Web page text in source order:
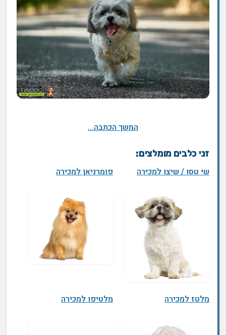
המשך הכתבה...
זני כלבים מומלצים:
שי טסו / שיצו למכירה פומרניאן למכירה
מלטז למכירה מלטיפו למכירה